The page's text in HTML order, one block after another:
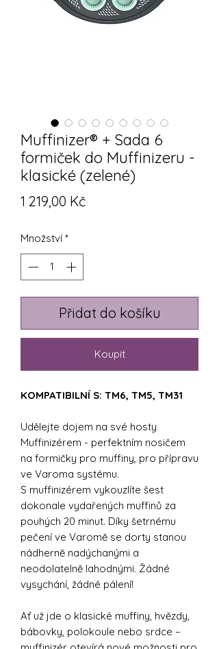
Muffinizer® + Sada 6
formiček do Muffinizeru -
klasické (zelené)
1 219,00 KčCena
Množství *
Přidat do košíku
Koupit
KOMPATIBILNÍ S: TM6, TM5, TM31
Udělejte dojem na své hosty
Muffinizérem - perfektním nosičem
na formičky pro muffiny, pro přípravu
ve Varoma systému.
S muffinizérem vykouzlíte šest
dokonale vydařených muffinů za
pouhých 20 minut. Díky šetrnému
pečení ve Varomě se dorty stanou
nádherně nadýchanými a
neodolatelně lahodnými. Žádné
vysychání, žádné pálení!
Ať už jde o klasické muffiny, hvězdy,
bábovky, polokoule nebo srdce –